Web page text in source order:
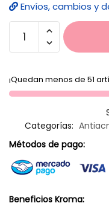
Envíos, cambios y
¡Quedan menos de 51
Categorías:
Métodos de pago:
Beneficios Kroma: